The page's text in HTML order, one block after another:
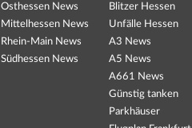
Osthessen News
Mittelhessen News
Rhein-Main News
Südhessen News
Blitzer Hessen
Unfälle Hessen
A3 News
A5 News
A661 News
Günstig tanken
Parkhäuser